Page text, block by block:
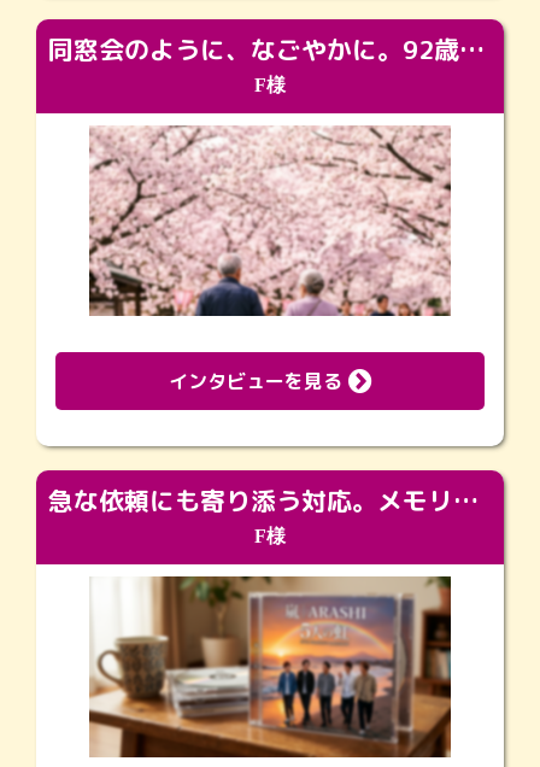
同窓会のように、なごやかに。92歳の旅立ちを彩った、再会と感謝の場
F様
インタビューを見る
急な依頼にも寄り添う対応。メモリアルコーナーで振り返る大切な日々
F様